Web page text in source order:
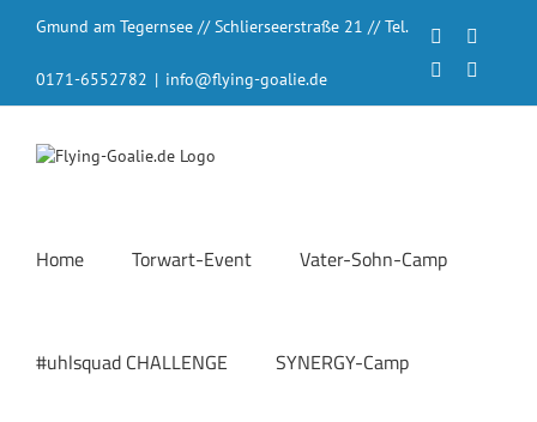
InhaltGmund am Tegernsee // Schlierseerstraße 21 // Tel.
0171-6552782 | info@flying-goalie.de
Facebook
LinkedIn
Home Torwart-Event Vater-Sohn-Camp
#uhlsquad CHALLENGE SYNERGY-Camp